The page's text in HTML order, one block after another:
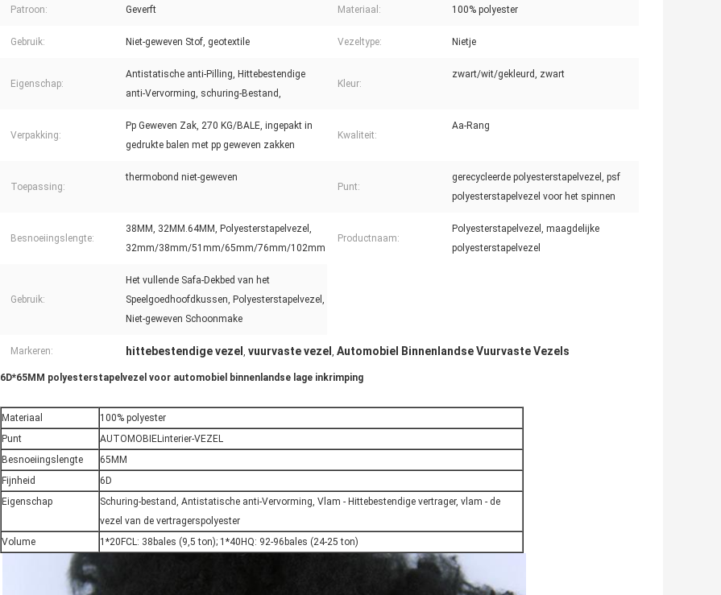
Patroon: Geverft Materiaal: 100% polyester
Gebruik: Niet-geweven Stof, geotextile Vezeltype: Nietje
Eigenschap:
Antistatische anti-Pilling, Hittebestendige
anti-Vervorming, schuring-Bestand,
Kleur:
zwart/wit/gekleurd, zwart
Verpakking:
Pp Geweven Zak, 270 KG/BALE, ingepakt in
gedrukte balen met pp geweven zakken
Kwaliteit:
Aa-Rang
Toepassing:
thermobond niet-geweven
Punt:
gerecycleerde polyesterstapelvezel, psf
polyesterstapelvezel voor het spinnen
Besnoeiingslengte:
38MM, 32MM.64MM, Polyesterstapelvezel,
32mm/38mm/51mm/65mm/76mm/102mm
Productnaam:
Polyesterstapelvezel, maagdelijke
polyesterstapelvezel
Gebruik:
Het vullende Safa-Dekbed van het
Speelgoedhoofdkussen, Polyesterstapelvezel,
Niet-geweven Schoonmake
Markeren: hittebestendige vezel , vuurvaste vezel , Automobiel Binnenlandse Vuurvaste Vezels
6D*65MM polyesterstapelvezel voor automobiel binnenlandse lage inkrimping
Materiaal
100% polyester
Punt
AUTOMOBIELinterier-VEZEL
Besnoeiingslengte
65MM
Fijnheid
6D
Eigenschap
Schuring-bestand, Antistatische anti-Vervorming, Vlam - Hittebestendige vertrager, vlam - de
vezel van de vertragerspolyester
Volume
1*20FCL: 38bales (9,5 ton); 1*40HQ: 92-96bales (24-25 ton)